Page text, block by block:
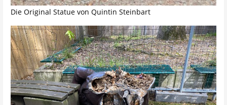
Die Original Statue von Quintin Steinbart